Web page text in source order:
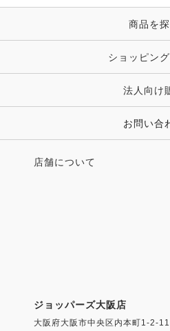
時計・財布・キーケース・革小
キーホルダー・チャーム・ス
その他 ファッション雑貨
ピン・ブローチ・コサージュ
その他 アクセサリー
商品を
ショッピン
法人向け
お問い合
店舗について
ジョッパーズ大阪店
大阪府大阪市中央区内本町1-2-